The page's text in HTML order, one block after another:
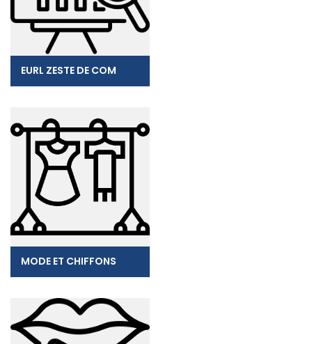
EURL ZESTE DE COM
MODE ET CHIFFONS